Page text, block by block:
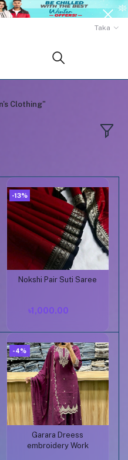
Taka
Clothing"
-13%
Buy Now
Nokshi Pair Suti Saree
৳1,000.00
-4%
Buy Now
Garara Dreess
embroidery Work